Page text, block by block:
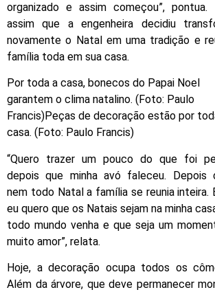
organizado e assim começou”,
assim que a engenheira decidiu
novamente o Natal em uma tradição e
família toda em sua casa.
Por toda a casa, bonecos do Papai Noel
garantem o clima natalino. (Foto: Paulo
Francis)Peças de decoração estão por
casa. (Foto: Paulo Francis)
“Quero trazer um pouco do que foi
depois que minha avó faleceu. Depois
nem todo Natal a família se reunia inteira.
eu quero que os Natais sejam na minha
todo mundo venha e que seja um
muito amor”, relata.
Hoje, a decoração ocupa todos os
Além da árvore, que deve permanecer